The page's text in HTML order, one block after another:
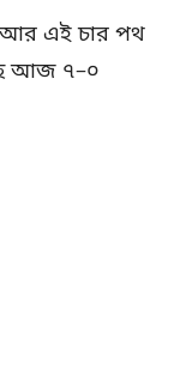
এই চার পথ
আজ ৭–০